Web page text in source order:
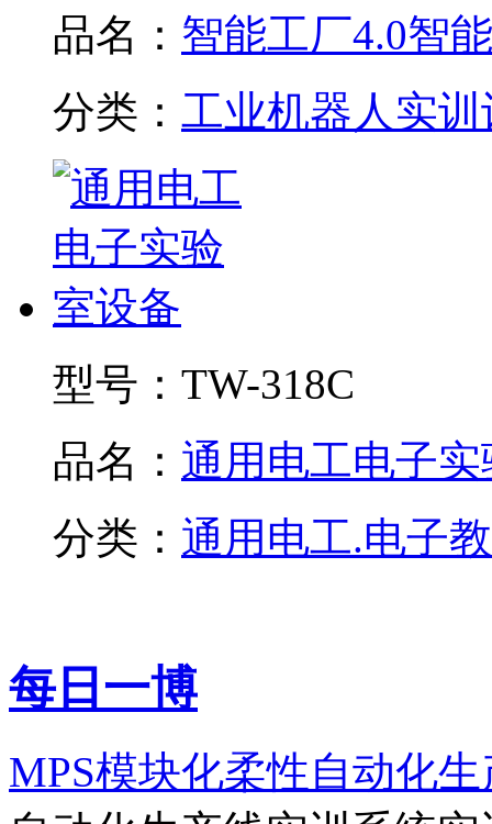
品名： 智能工厂4.0智
分类： 工业机器人实训
型号： TW-318C
品名： 通用电工电子实
分类： 通用电工.电子
每日一博
MPS模块化柔性自动化